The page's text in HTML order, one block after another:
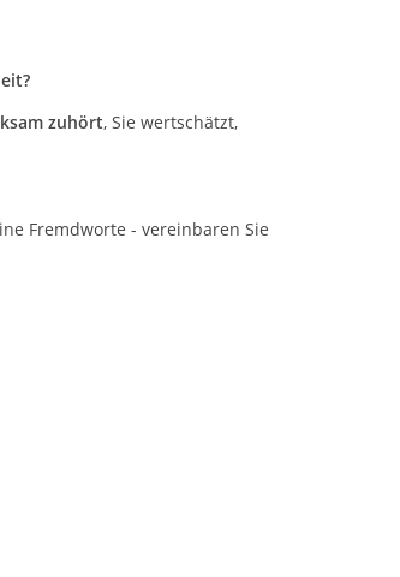
zuhört, Sie wertschätzt,
Fremdworte - vereinbaren Sie